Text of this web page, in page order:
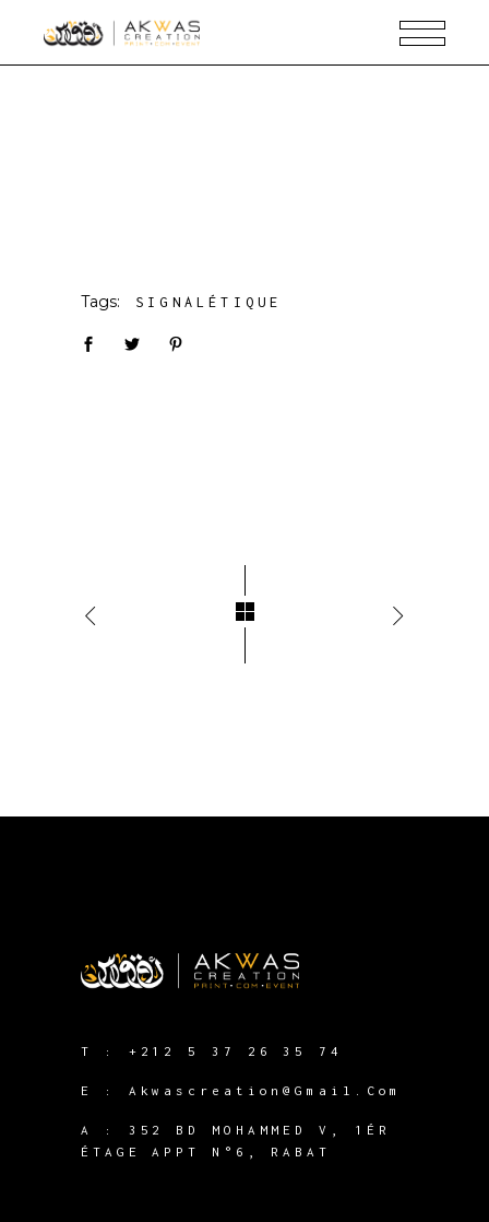
Tags: SIGNALÉTIQUE
T : +212 5 37 26 35 74
E : Akwascreation@gmail.com
A :
352 BD MOHAMMED V, 1ÉR
ÉTAGE APPT N°6, RABAT